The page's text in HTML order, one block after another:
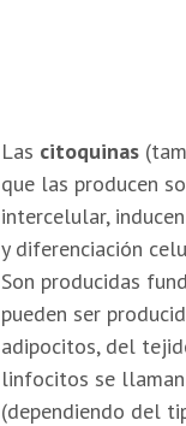
Las citoquinas
que las producen
intercelular,
y diferenciación
Son producidas
pueden ser
adipocitos, del
linfocitos se
(dependiendo del